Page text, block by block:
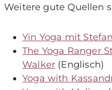
Weitere gute Quellen
Yin Yoga mit
The Yoga Ranger
Walker (Englisch)
Yoga with